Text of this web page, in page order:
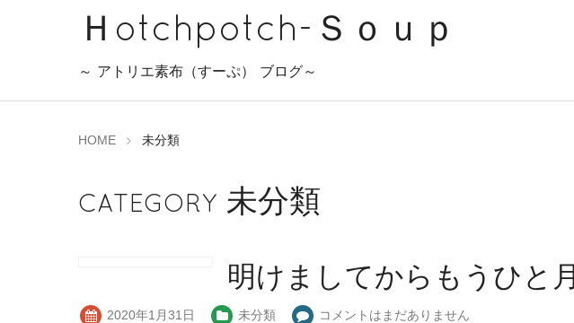
Ｈotchpotch-Ｓｏｕｐ
～ アトリエ素布（すーぷ） ブログ～
HOME 未分類
CATEGORY 未分類
明けましてからもうひと月
2020年1月31日 未分類 コメントはまだありません